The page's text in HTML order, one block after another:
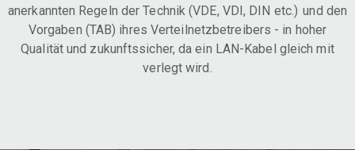
anerkannten Regeln der Technik (VDE, VDI, DIN etc.) und den
Vorgaben (TAB) ihres Verteilnetzbetreibers - in hoher
Qualität und zukunftssicher, da ein LAN-Kabel gleich mit
verlegt wird.